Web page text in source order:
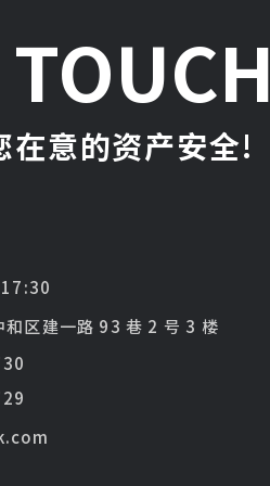
在意的资产安全!
区建一路 93 巷 2 号 3 楼